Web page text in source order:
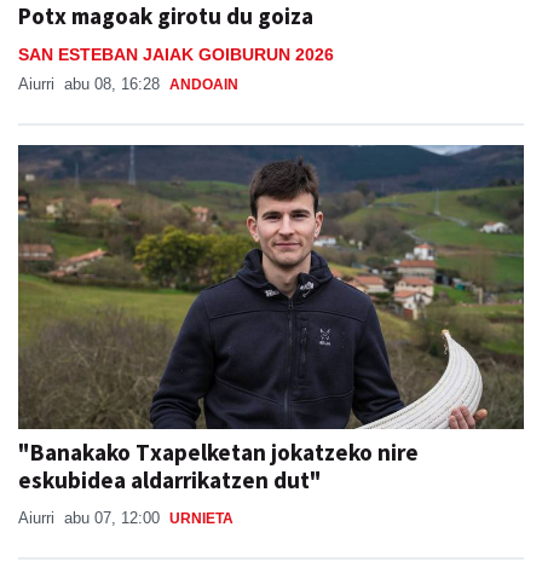
Potx magoak girotu du goiza
SAN ESTEBAN JAIAK GOIBURUN 2026
Aiurri abu 08, 16:28 ANDOAIN
"Banakako Txapelketan jokatzeko nire
eskubidea aldarrikatzen dut"
Aiurri abu 07, 12:00 URNIETA